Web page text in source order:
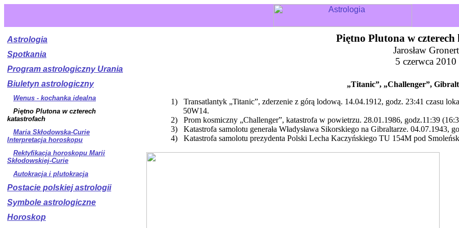
Astrologia
Spotkania
Program astrologiczny Urania
Biuletyn astrologiczny
Wenus - kochanka idealna
Piętno Plutona w czterech
katastrofach
Maria Skłodowska-Curie
Interpretacja horoskopu
Rektyfikacja horoskopu Marii
Skłodowskiej-Curie
Autokracja i plutokracja
Postacie polskiej astrologii
Symbole astrologiczne
Horoskop
Piętno Plutona w
Jarosław Gronert
5czerwca 2010
„Titanic”, „Challenger”,
1)
Transatlantyk „Titanic”, zderzenie z górą lodową. 14.04.1912, godz. 23:41 czasu
50W14.
2)
Prom kosmiczny „Challenger”, katastrofa w powietrzu. 28.01.1986, godz.11:39
3)
Katastrofa samolotu generała Władysława Sikorskiego na Gibraltarze. 04.07.1943,
4)
Katastrofa samolotu prezydenta Polski Lecha Kaczyńskiego TU 154M pod